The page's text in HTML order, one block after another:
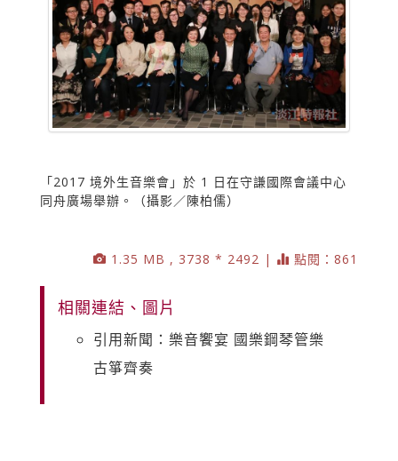
「2017 境外生音樂會」於 1 日在守謙國際會議中心
同舟廣場舉辦。（攝影／陳柏儒）
1.35 MB , 3738 * 2492 | 點閱：861
相關連結、圖片
引用新聞：樂音饗宴 國樂鋼琴管樂
古箏齊奏